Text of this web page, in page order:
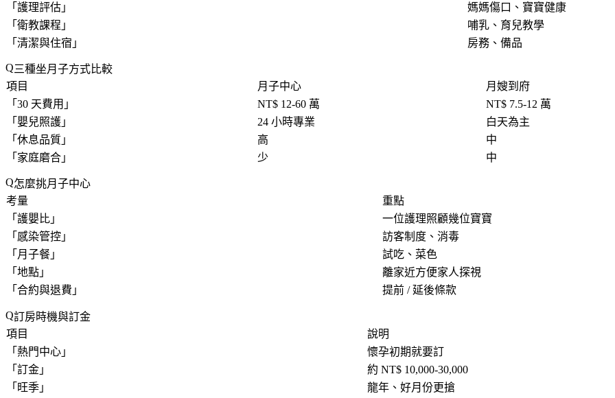
「 護理評估 」
媽媽傷口、寶寶健康
「 衛教課程 」
哺乳、育兒教學
「 清潔與住宿 」 房務、備品
三種坐月子方式比較
項目
月子中心
月嫂到府
「 30 天費用 」 NT$ 12-60 萬
NT$ 7.5-12 萬
「 嬰兒照護 」 24 小時專業
白天為主
「 休息品質 」 高
中
「 家庭磨合 」 少 中
怎麼挑月子中心
考量
重點
「 護嬰比 」
一位護理照顧幾位寶寶
「 感染管控 」
訪客制度、消毒
「 月子餐 」
試吃、菜色
「 地點 」
離家近方便家人探視
「 合約與退費 」 提前 / 延後條款
訂房時機與訂金
項目
說明
「 熱門中心 」
懷孕初期就要訂
「 訂金 」
約 NT$ 10,000-30,000
「 旺季 」
龍年、好月份更搶